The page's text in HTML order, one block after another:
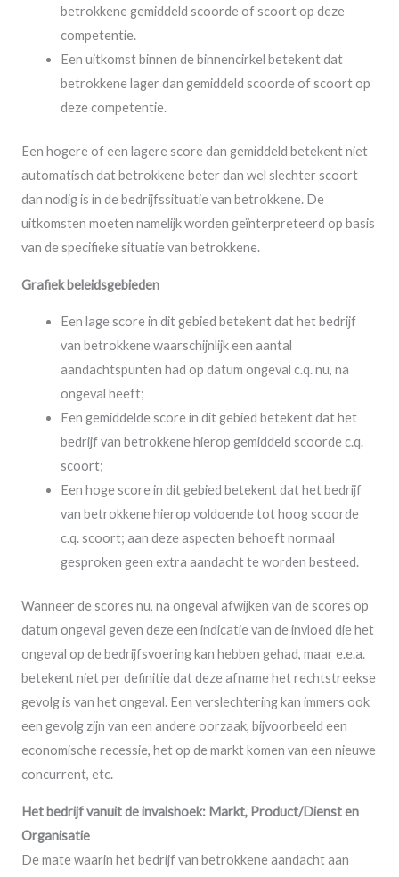
betrokkene gemiddeld scoorde of scoort op deze
competentie.
Een uitkomst binnen de binnencirkel betekent dat
betrokkene lager dan gemiddeld scoorde of scoort op
deze competentie.
Een hogere of een lagere score dan gemiddeld betekent niet
automatisch dat betrokkene beter dan wel slechter scoort
dan nodig is in de bedrijfssituatie van betrokkene. De
uitkomsten moeten namelijk worden geïnterpreteerd op basis
van de specifieke situatie van betrokkene.
Grafiek beleidsgebieden
Een lage score in dit gebied betekent dat het bedrijf
van betrokkene waarschijnlijk een aantal
aandachtspunten had op datum ongeval c.q. nu, na
ongeval heeft;
Een gemiddelde score in dit gebied betekent dat het
bedrijf van betrokkene hierop gemiddeld scoorde c.q.
scoort;
Een hoge score in dit gebied betekent dat het bedrijf
van betrokkene hierop voldoende tot hoog scoorde
c.q. scoort; aan deze aspecten behoeft normaal
gesproken geen extra aandacht te worden besteed.
Wanneer de scores nu, na ongeval afwijken van de scores op
datum ongeval geven deze een indicatie van de invloed die het
ongeval op de bedrijfsvoering kan hebben gehad, maar e.e.a.
betekent niet per definitie dat deze afname het rechtstreekse
gevolg is van het ongeval. Een verslechtering kan immers ook
een gevolg zijn van een andere oorzaak, bijvoorbeeld een
economische recessie, het op de markt komen van een nieuwe
concurrent, etc.
Het bedrijf vanuit de invalshoek: Markt, Product/Dienst en
Organisatie
De mate waarin het bedrijf van betrokkene aandacht aan